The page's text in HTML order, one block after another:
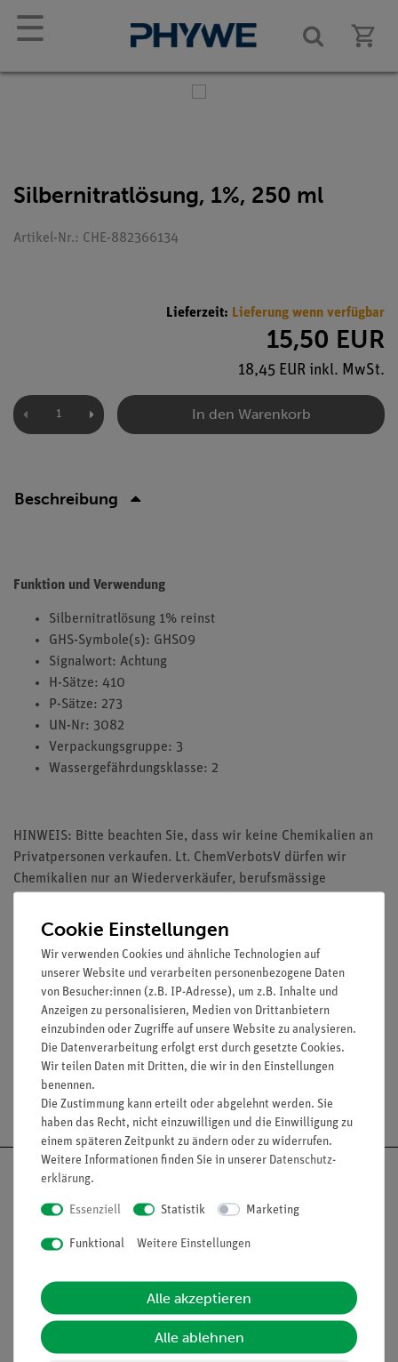
☰
Silbernitratlösung, 1%, 250 ml
Artikel-Nr.: CHE-882366134
Lieferzeit: Lieferung wenn verfügbar
15,50 EUR
18,45 EUR inkl. MwSt.
In den Warenkorb
Beschreibung
Funktion und Verwendung
Silbernitratlösung 1% reinst
GHS-Symbole(s): GHS09
Signalwort: Achtung
H-Sätze: 410
P-Sätze: 273
UN-Nr: 3082
Verpackungsgruppe: 3
Wassergefährdungsklasse: 2
HINWEIS: Bitte beachten Sie, dass wir keine Chemikalien an
Privatpersonen verkaufen. Lt. ChemVerbotsV dürfen wir
Chemikalien nur an Wiederverkäufer, berufsmässige
Lehranstalten abgeben.
Media / Downloads
Versandkostenfrei ab 300,- €
Informationen Service
Cookie Einstellungen
Wir verwenden Cookies und ähnliche Technologien auf
unserer Website und verarbeiten personenbezogene Daten
von Besucher:innen (z.B. IP-Adresse), um z.B. Inhalte und
Anzeigen zu personalisieren, Medien von Drittanbietern
einzubinden oder Zugriffe auf unsere Website zu analysieren.
Die Datenverarbeitung erfolgt erst durch gesetzte Cookies.
Wir teilen Daten mit Dritten, die wir in den Einstellungen
benennen.
Die Zustimmung kann erteilt oder abgelehnt werden. Sie
haben das Recht, nicht einzuwilligen und die Einwilligung zu
einem späteren Zeitpunkt zu ändern oder zu widerrufen.
Weitere Informationen finden Sie in unserer Daten­schutz­
erklärung.
Essenziell Statistik Marketing
Funktional Weitere Einstellungen
Alle akzeptieren
Alle ablehnen